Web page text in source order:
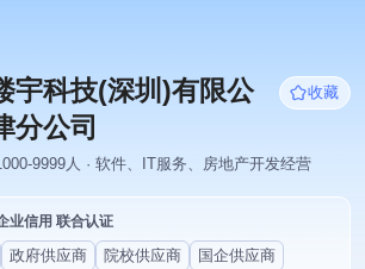
宇科技(深圳)有限公
分公司
收藏
9999人 · 软件、IT服务、房地产开发经营
业信用 联合认证
政府供应商 院校供应商
国企供应商